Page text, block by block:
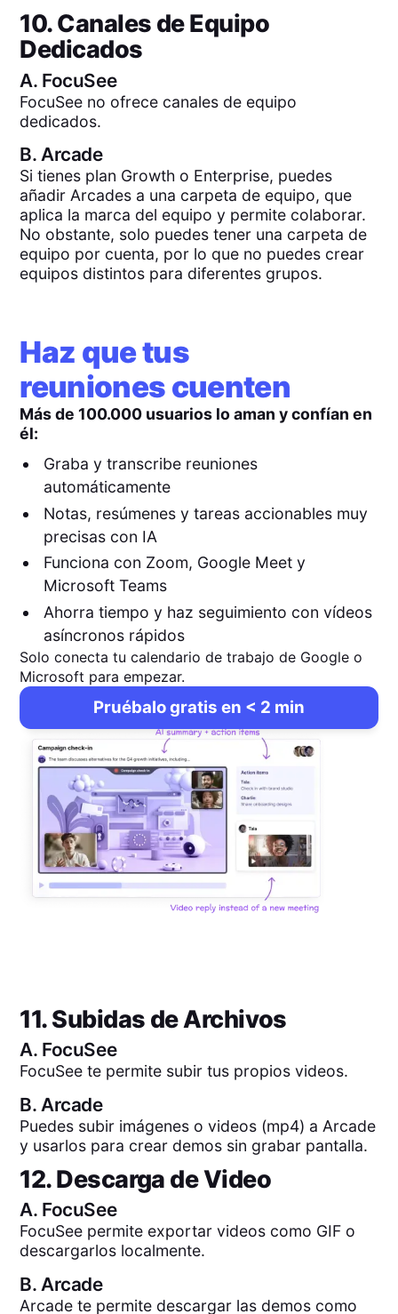
10. Canales de Equipo
Dedicados
A. FocuSee
FocuSee no ofrece canales de equipo
dedicados.
B. Arcade
Si tienes plan Growth o Enterprise, puedes
añadir Arcades a una carpeta de equipo, que
aplica la marca del equipo y permite colaborar.
No obstante, solo puedes tener una carpeta de
equipo por cuenta, por lo que no puedes crear
equipos distintos para diferentes grupos.
Haz que tus
reuniones cuenten
Más de 100.000 usuarios lo aman y confían en
él:
Graba y transcribe reuniones
automáticamente
Notas, resúmenes y tareas accionables muy
precisas con IA
Funciona con Zoom, Google Meet y
Microsoft Teams
Ahorra tiempo y haz seguimiento con vídeos
asíncronos rápidos
Solo conecta tu calendario de trabajo de Google o
Microsoft para empezar.
Pruébalo gratis en < 2 min
11. Subidas de Archivos
A. FocuSee
FocuSee te permite subir tus propios videos.
B. Arcade
Puedes subir imágenes o videos (mp4) a Arcade
y usarlos para crear demos sin grabar pantalla.
12. Descarga de Video
A. FocuSee
FocuSee permite exportar videos como GIF o
descargarlos localmente.
B. Arcade
Arcade te permite descargar las demos como